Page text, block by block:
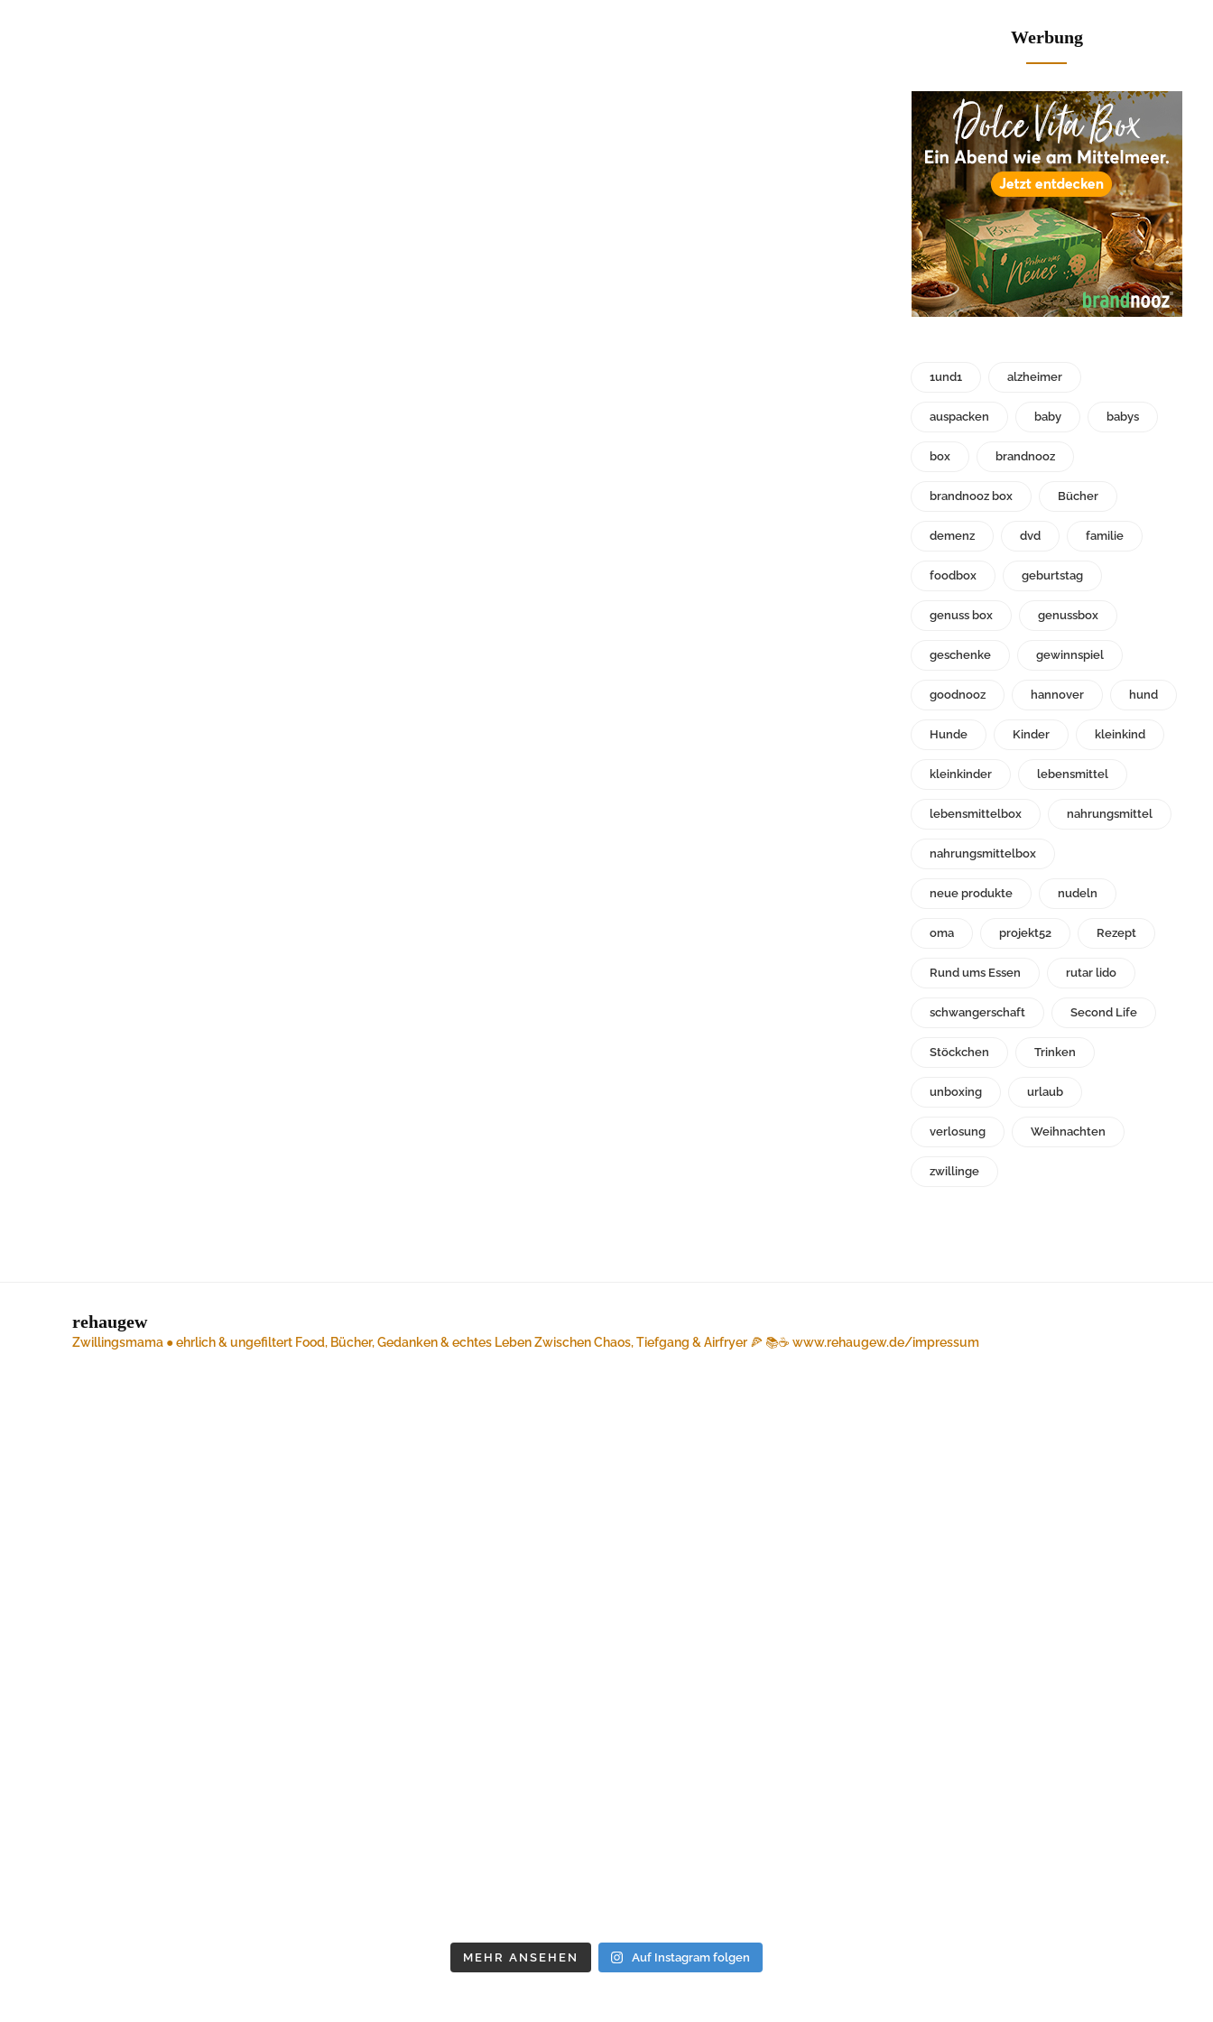
Werbung
1und1 alzheimer
auspacken baby babys
box brandnooz
brandnooz box Bücher
demenz dvd familie
foodbox geburtstag
genuss box genussbox
geschenke gewinnspiel
goodnooz hannover hund
Hunde Kinder kleinkind
kleinkinder lebensmittel
lebensmittelbox nahrungsmittel
nahrungsmittelbox
neue produkte nudeln
oma projekt52 Rezept
Rund ums Essen rutar lido
schwangerschaft Second Life
Stöckchen Trinken
unboxing urlaub
verlosung Weihnachten
zwillinge
rehaugew
Zwillingsmama ● ehrlich & ungefiltert Food, Bücher, Gedanken & echtes LebenZwischen Chaos, Tiefgang & Airfryer 🍕 📚☕️ www.rehaugew.de/impressum
MEHR ANSEHEN Auf Instagram folgen